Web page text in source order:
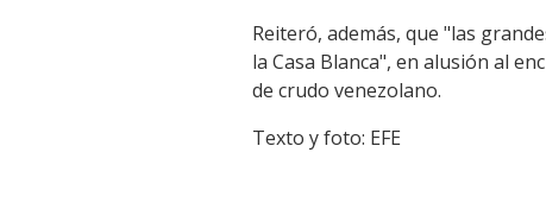
Reiteró, además, que "las
la Casa Blanca", en alusión al
de crudo venezolano.
Texto y foto: EFE